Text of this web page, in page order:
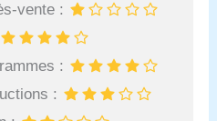
vente :
:
: